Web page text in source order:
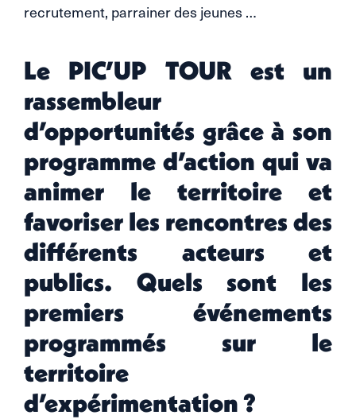
recrutement, parrainer des jeunes …
Le PIC’UP TOUR est un
rassembleur
d’opportunités grâce à son
programme d’action qui va
animer le territoire et
favoriser les rencontres des
différents acteurs et
publics. Quels sont les
premiers événements
programmés sur le
territoire
d’expérimentation ?